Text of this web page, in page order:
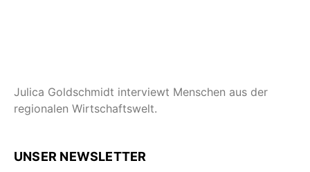
Julica Goldschmidt interviewt Menschen aus der
regionalen Wirtschaftswelt.
UNSER NEWSLETTER